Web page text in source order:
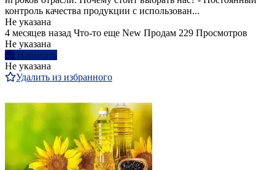
контроль качества продукции с использован...
Не указана
4 месяцев назад Что-то еще New Продам 229 Просмотров
Не указана
Написать
Не указана
Удалить из избранного